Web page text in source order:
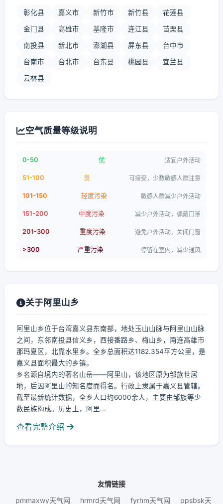
彰化县 嘉义市 新竹市 新竹县 花莲县
金门县 高雄市 基隆市 连江县 苗栗县
南投县 新北市 澎湖县 屏东县 台中市
台南市 台北市 台东县 桃园县 宜兰县
云林县
空气质量等级说明
0-50 优 适宜户外活动
51-100 良 可接受，少数敏感人群注意
101-150 轻度污染 敏感人群减少户外活动
151-200 中度污染 减少户外活动，佩戴口罩
201-300 重度污染 避免户外活动，关闭门窗
>300 严重污染 停留在室内，减少通风
关于阿里山乡
阿里山乡位于台湾嘉义县东南部，地处玉山山脉与阿里山山脉
之间，东邻南投县信义乡，西接番路乡、梅山乡，南连高雄市
那玛夏区，北靠水里乡。全乡总面积达1182.354平方公里，是
嘉义县面积最大的乡镇。
乡名源自境内的著名山岳——阿里山，该地区原为邹族世居
地，后因阿里山的知名度而得名。行政上隶属于嘉义县管辖。
截至最新统计数据，全乡人口约6000余人，主要由邹族等少
数民族构成。历史上，阿里...
查看完整介绍
友情链接
pmmaxwy天气网
hrmrd天气网 fyrhm天气网 ppsbsk天